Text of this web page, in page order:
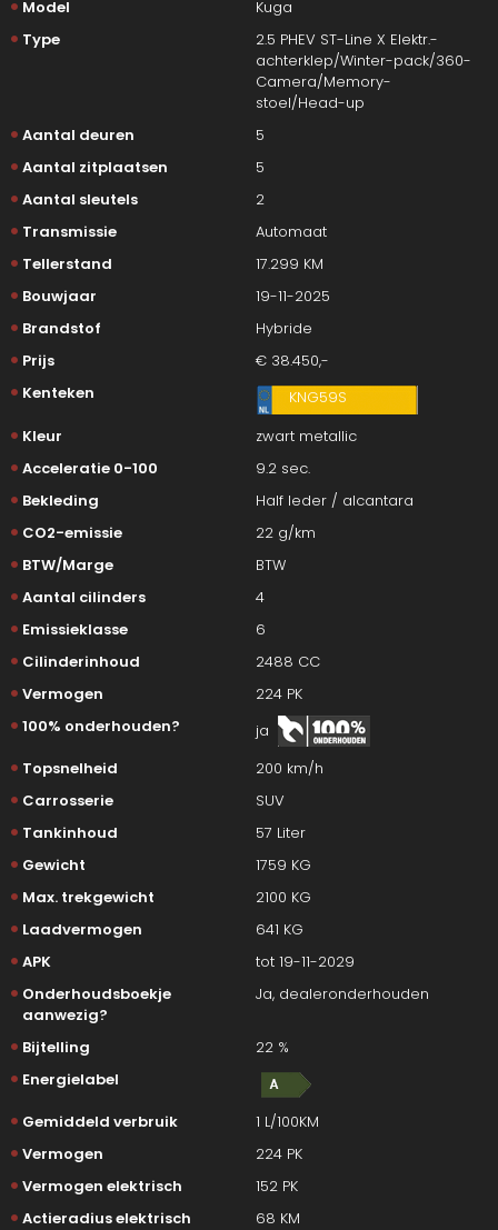
Model
Kuga
Type
2.5 PHEV ST-Line X Elektr.-
achterklep/Winter-pack/360-
Camera/Memory-
stoel/Head-up
Aantal deuren
5
Aantal zitplaatsen
5
Aantal sleutels
2
Transmissie
Automaat
Tellerstand
17.299 KM
Bouwjaar
19-11-2025
Brandstof
Hybride
Prijs
€ 38.450,-
Kenteken
KNG59S
Kleur
zwart metallic
Acceleratie 0-100
9.2 sec.
Bekleding
Half leder / alcantara
CO2-emissie
22 g/km
BTW/Marge
BTW
Aantal cilinders
4
Emissieklasse
6
Cilinderinhoud
2488 CC
Vermogen
224 PK
100% onderhouden?
ja
Topsnelheid
200 km/h
Carrosserie
SUV
Tankinhoud
57 Liter
Gewicht
1759 KG
Max. trekgewicht
2100 KG
Laadvermogen
641 KG
APK
tot 19-11-2029
Onderhoudsboekje
aanwezig?
Ja, dealeronderhouden
Bijtelling
22 %
Energielabel
Gemiddeld verbruik
1 L/100KM
Vermogen
224 PK
Vermogen elektrisch
152 PK
Actieradius elektrisch
68 KM